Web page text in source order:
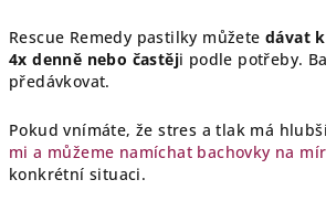
Rescue Remedy pastilky můžete dávat
4x denně nebo častěji podle potřeby.
předávkovat.
Pokud vnímáte, že stres a tlak má
mi a můžeme namíchat bachovky na
konkrétní situaci.